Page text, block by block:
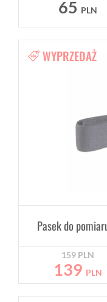
65 PLN
WYPRZEDAŻ
Pasek do
159 PLN
139 PLN